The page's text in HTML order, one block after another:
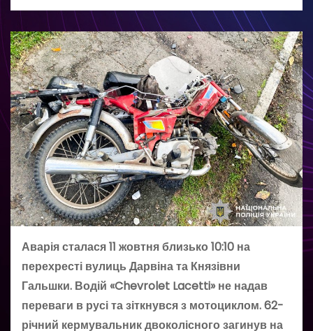
Аварія сталася 11 жовтня близько 10:10 на
перехресті вулиць Дарвіна та Князівни
Гальшки. Водій «Chevrolet Lacetti» не надав
переваги в русі та зіткнувся з мотоциклом. 62-
річний кермувальник двоколісного загинув на